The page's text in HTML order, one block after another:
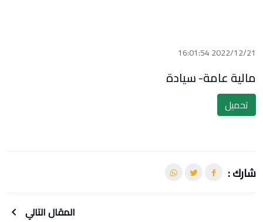
2022/12/21 16:01:54
مالية عامة- سيادة
تحميل
شارك :
المقال التالي